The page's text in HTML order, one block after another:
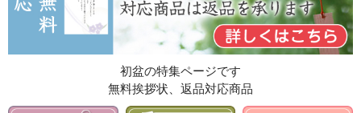
初盆の特集ページです
無料挨拶状、返品対応商品